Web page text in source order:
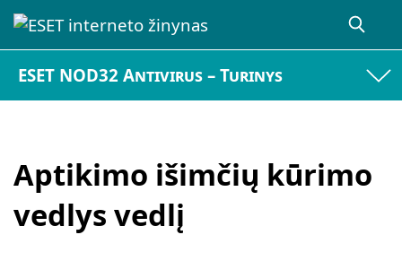
ESET NOD32 Antivirus – Turinys
Aptikimo išimčių kūrimo
vedlys vedlį